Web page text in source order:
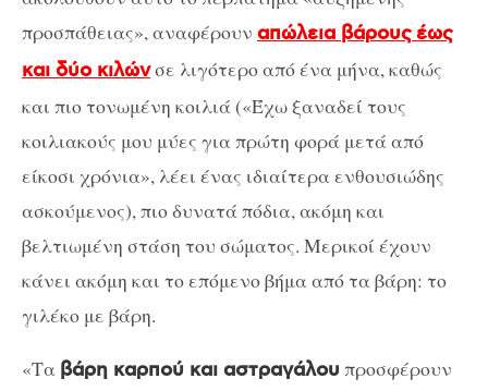
προσπάθειας», αναφέρουν απώλεια βάρους έως
και δύο κιλώνσε λιγότερο από ένα μήνα, καθώς
και πιο τονωμένη κοιλιά («Έχω ξαναδεί τους
κοιλιακούς μου μύες για πρώτη φορά μετά από
είκοσι χρόνια», λέει ένας ιδιαίτερα ενθουσιώδης
ασκούμενος), πιο δυνατά πόδια, ακόμη και
βελτιωμένη στάση του σώματος. Μερικοί έχουν
κάνει ακόμη και το επόμενο βήμα από τα βάρη: το
γιλέκο με βάρη.
«Τα βάρη καρπού και αστραγάλου προσφέρουν